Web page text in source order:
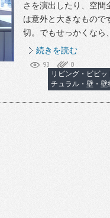
さを演出したり、空間
は意外と大きなもので
切。でもせっかくなら
続きを読む
93 0
リビング・ビビ
チュラル・壁・壁